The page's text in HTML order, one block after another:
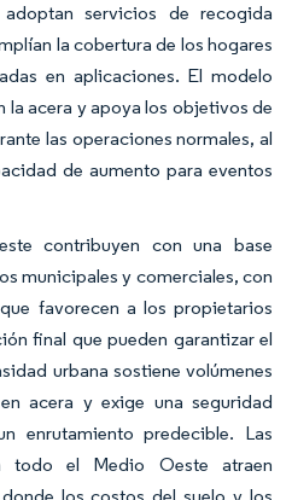
servicios de recogida
la cobertura de los hogares
en aplicaciones. El modelo
la acera y apoya los objetivos de
las operaciones normales, al
de aumento para eventos
contribuyen con una base
municipales y comerciales, con
favorecen a los propietarios
final que pueden garantizar el
urbana sostiene volúmenes
acera y exige una seguridad
enrutamiento predecible. Las
todo el Medio Oeste atraen